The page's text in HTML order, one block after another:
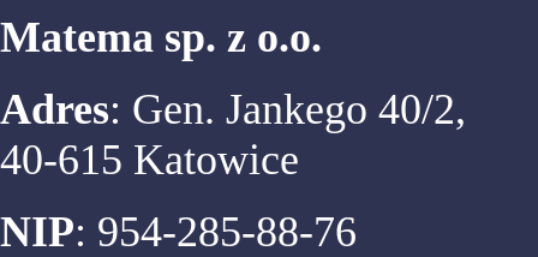
Matema sp. z o.o.
Adres: Gen. Jankego 40/2,
40-615 Katowice
NIP: 954-285-88-76